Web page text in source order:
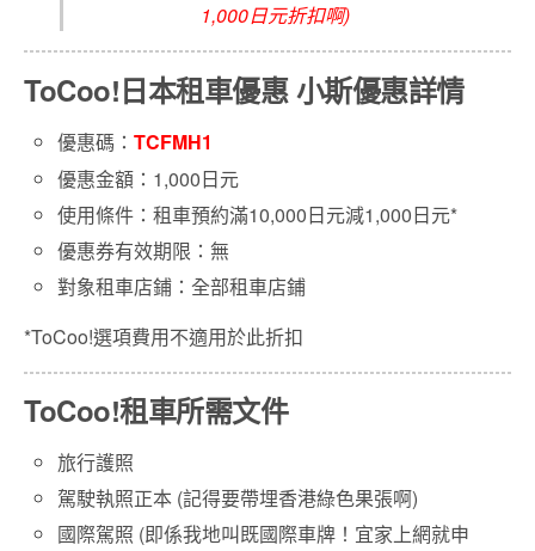
1,000日元折扣啊)
ToCoo!日本租車優惠 小斯優惠詳情
優惠碼：TCFMH1
優惠金額：1,000日元
使用條件：租車預約滿10,000日元減1,000日元*
優惠券有效期限：無
對象租車店鋪：全部租車店鋪
*ToCoo!選項費用不適用於此折扣
ToCoo!租車所需文件
旅行護照
駕駛執照正本 (記得要帶埋香港綠色果張啊)
國際駕照 (即係我地叫既國際車牌！宜家上網就申